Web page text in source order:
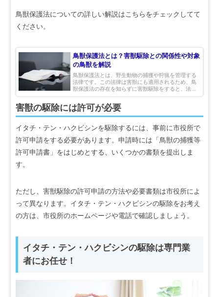
鳥獣保護法についての詳しい解説はこちらをチェックしてて
ください。
鳥獣保護法とは？害獣駆除との関係性や対象
の鳥獣を解説
鳥獣保護法とは、野生動物の捕獲や狩猟を管理する
法律です。この法律は害獣にも適用されるため、鳥
獣保護法の存在を知らずに害獣駆除をすると、法律
違反となる可能性があります。そこで本記事では、
鳥獣保護法と害獣駆除の関係について解説します。
害獣の駆除には許可が必要
イタチ・テン・ハクビシンを駆除するには、事前に市役所で
許可申請をする必要があります。申請時には「鳥獣の捕獲等
許可申請書」をはじめとする、いくつかの書類を提出しま
す。
ただし、害獣駆除の許可申請の方法や必要書類は市役所によ
って異なります。イタチ・テン・ハクビシンの駆除をお考え
の方は、市役所のホームページや電話で確認しましょう。
イタチ・テン・ハクビシンの駆除は専門業
者にお任せ！